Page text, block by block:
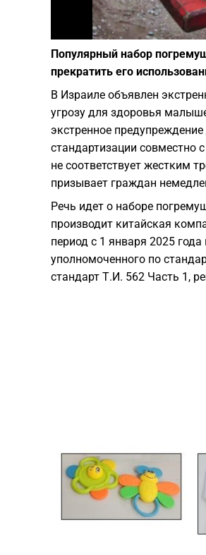
Популярный набор
прекратить его
В Израиле объявлен
угрозу для здоровья
экстренное
стандартизации совместно
не соответствует жестким
призывает граждан
Речь идет о наборе
производит китайская
период с 1 января 2025
уполномоченного по
стандарт Т.И. 562 Часть 1,